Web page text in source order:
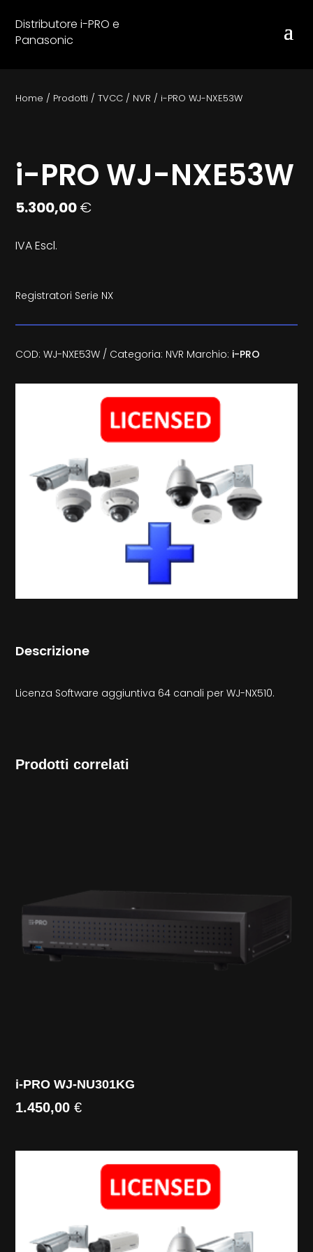
Distributore i-PRO e
Panasonic
Home / Prodotti /TVCC / NVR / i-PRO WJ-NXE53W
i-PRO WJ-NXE53W
5.300,00€
IVA Escl.
Registratori Serie NX
COD: WJ-NXE53W Categoria: NVR Marchio: i-PRO
Descrizione
Licenza Software aggiuntiva 64 canali per WJ-NX510.
Prodotti correlati
i-PRO WJ-NU301KG
1.450,00€